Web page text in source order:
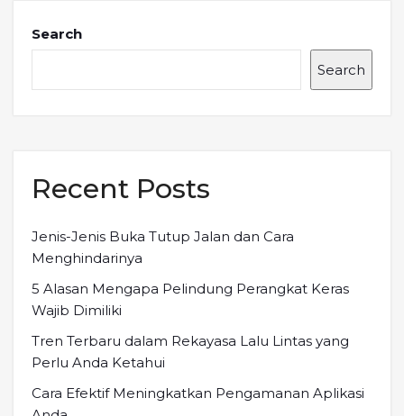
Search
Search
Recent Posts
Jenis-Jenis Buka Tutup Jalan dan Cara
Menghindarinya
5 Alasan Mengapa Pelindung Perangkat Keras
Wajib Dimiliki
Tren Terbaru dalam Rekayasa Lalu Lintas yang
Perlu Anda Ketahui
Cara Efektif Meningkatkan Pengamanan Aplikasi